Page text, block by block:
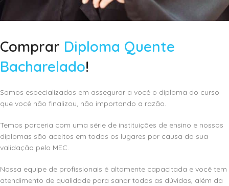
Comprar Diploma Quente
Bacharelado!
Somos especializados em assegurar a você o diploma do curso
que você não finalizou, não importando a razão.
Temos parceria com uma série de instituições de ensino e nossos
diplomas são aceitos em todos os lugares por causa da sua
validação pelo MEC.
Nossa equipe de profissionais é altamente capacitada e você tem
atendimento de qualidade para sanar todas as dúvidas, além da